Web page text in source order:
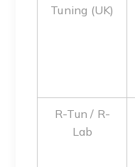
Tuning (UK)
R-Tun / R-
Lab